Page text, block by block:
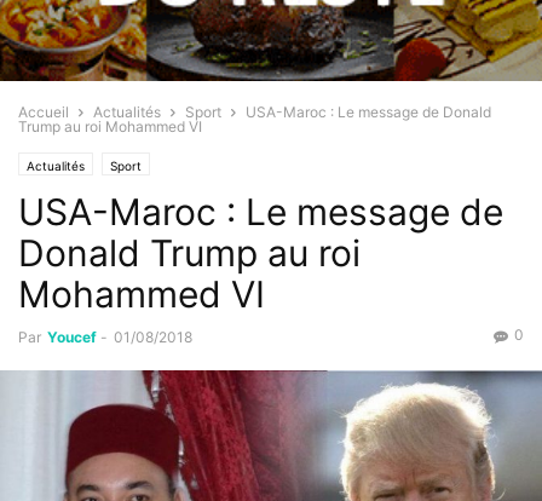
Accueil Actualités Sport
USA-Maroc : Le message de Donald
Trump au roi Mohammed VI
Actualités Sport
USA-Maroc : Le message de
Donald Trump au roi
Mohammed VI
Par Youcef - 01/08/2018 0